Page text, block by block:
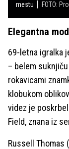
mestu
FOTO:
Elegantna
69-letna igralka
– belem
rokavicami
klobukom
videz je
Field, znana iz
Russell Thomas